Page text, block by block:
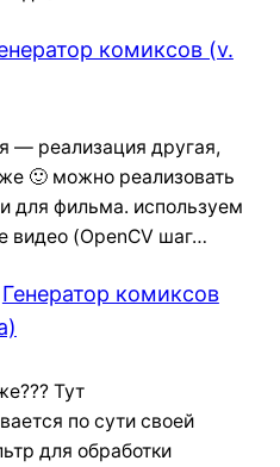
комиксов (v.
— реализация другая,
🙂 можно реализовать
для фильма. используем
видео (OpenCV шаг…
Генератор комиксов
Тут
по сути своей
для обработки